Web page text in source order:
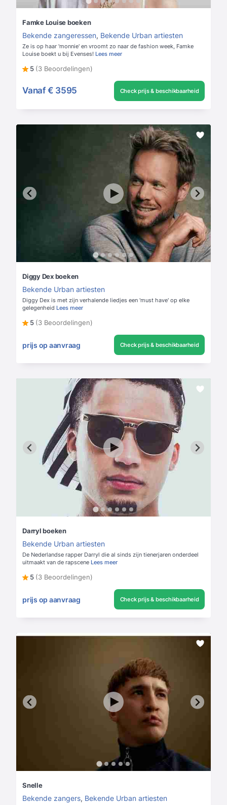
Famke Louise boeken
Bekende zangeressen, Bekende Urban artiesten
Ze is op haar 'monnie' en vroomt zo naar de fashion week, Famke
Louise boekt u bij Evenses! Lees meer
5 (3 Beoordelingen)
Vanaf € 3595 Check prijs & beschikbaarheid
Diggy Dex boeken
Bekende Urban artiesten
Diggy Dex is met zijn verhalende liedjes een 'must have' op elke
gelegenheid Lees meer
5 (3 Beoordelingen)
prijs op aanvraag Check prijs & beschikbaarheid
Darryl boeken
Bekende Urban artiesten
De Nederlandse rapper Darryl die al sinds zijn tienerjaren onderdeel
uitmaakt van de rapscene Lees meer
5 (3 Beoordelingen)
prijs op aanvraag Check prijs & beschikbaarheid
Snelle
Bekende zangers, Bekende Urban artiesten